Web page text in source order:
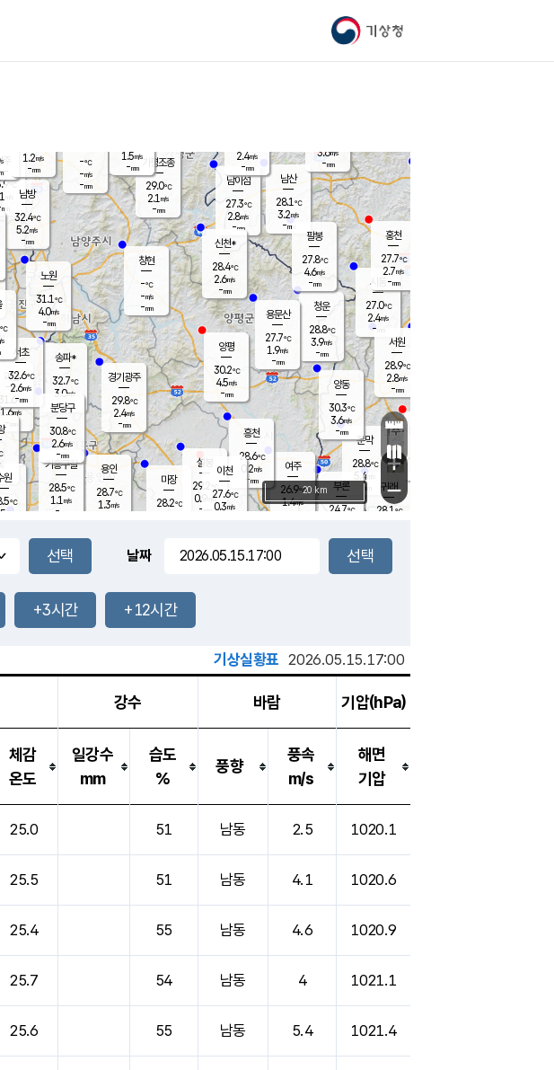
기상청
문막
28.8℃
5.4m/s
mm
남이섬
27.3℃
2.8m/s
-mm
℃
mm
부론
24.7℃
과천
31.6℃
1.6m/s
- mm
남산
28.1℃
3.2m/s
-mm
9.0mm
청운
28.8℃
3.9m/s
-mm
팔봉
27.8℃
4.6m/s
-mm
-mm
용인
28.7℃
1.3m/s
여주
26.9℃
1.4m/s
양동
30.3℃
3.6m/s
-mm
경기광주
29.8℃
2.4m/s
-mm
장호원
2.4m/s
-mm
가평조종
29.0℃
2.1 m/s
-mm
-℃
-m/s
-mm
신천*
28.4℃
2.6m/s
-mm
창현
-℃
-m/s
-mm
1.5m/s
-mm
26.7℃
0.2m/s
-mm
흥천
28.6℃
0.2m/s
-mm
마장
28.2℃
설봉
29.2
0.9 m/s
- mm
노원
31.1℃
4.0m/s
-mm
송파*
32.7℃
3.0m/s
-mm
서초
32.6℃
2.6m/s
-mm
남방
32.4℃
5.2m/s
-mm
기흥구갈
28.5℃
1.1 m/s
-
분당구
30.8℃
2.6m/s
-mm
시동
27.0℃
2.4m/s
- mm
귀래
28.1 ℃
서원
28.9℃
2.8m/s
-mm
용문산
27.7℃
1.9m/s
-mm
홍천
27.7℃
2.7m/s
-mm
이천
27.6℃
0.3m/s
양평
30.2℃
4.5m/s
-mm
원
℃
m/s
s
3.6m/s
-mm
1.2m/s
-mm
+
−
20 km
날짜
+3시간 +12시간
기상실황표 2026.05.15.17:00
강수 바람 기압(hPa)
체감
온도
일강수
mm
습도
%
풍향
풍속
m/s
해면
기압
25.0 51 남동 2.5 1020.1
25.5 51 남동 4.1 1020.6
25.4 55 남동 4.6 1020.9
25.7 54 남동 4 1021.1
25.6 55 남동 5.4 1021.4